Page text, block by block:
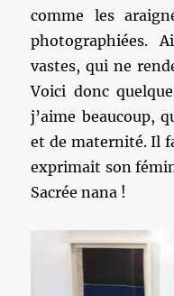
comme les
photographiées.
vastes, qui ne
Voici donc
j’aime beaucoup,
et de maternité. Il
exprimait son
Sacrée nana !